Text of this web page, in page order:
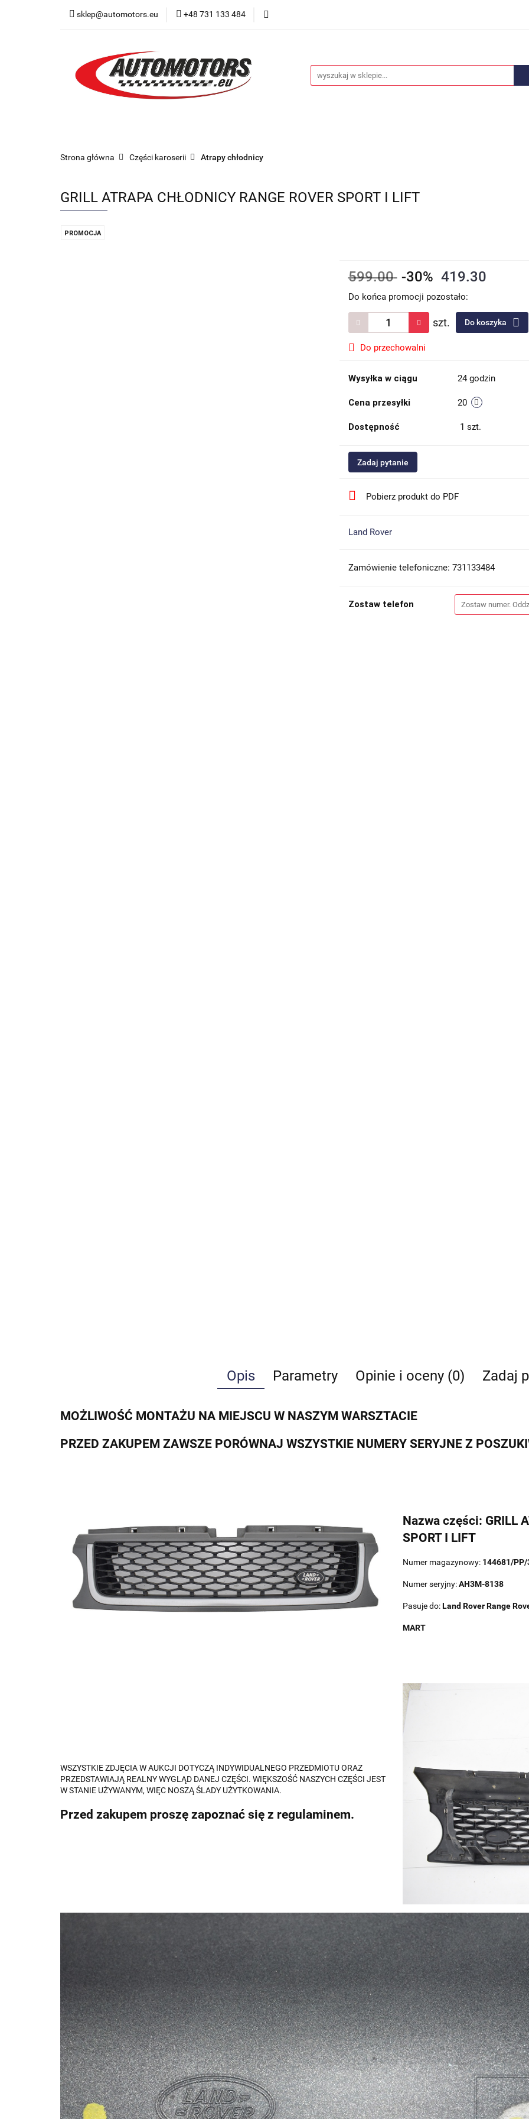
sklep@automotors.eu +48 731 133 484
Części samochodowe
Car audio Nowości
Strona główna Części karoserii Atrapy chłodnicy
GRILL ATRAPA CHŁODNICY RANGE ROVER SPORT I LIFT
PROMOCJA
599.00 -30% 419.30
Do końca promocji pozostało:
szt. Do koszyka
Do przechowalni
Wysyłka w ciągu 24 godzin
Cena przesyłki 20
Dostępność 1 szt.
Zadaj pytanie
Pobierz produkt do PDF
Land Rover
Zamówienie telefoniczne: 731133484
Zostaw telefon
Opis Parametry Opinie i oceny (0) Zadaj
MOŻLIWOŚĆ MONTAŻU NA MIEJSCU W NASZYM WARSZTACIE
PRZED ZAKUPEM ZAWSZE PORÓWNAJ WSZYSTKIE NUMERY SERYJNE Z
Nazwa części: GRILL
SPORT I LIFT
Numer magazynowy: 144681/PP/
Numer seryjny:AH3M-8138
Pasuje do:Land RoverRange
MART
WSZYSTKIE ZDJĘCIA W AUKCJI DOTYCZĄ INDYWIDUALNEGO PRZEDMIOTU ORAZ
PRZEDSTAWIAJĄ REALNY WYGLĄD DANEJ CZĘŚCI. WIĘKSZOŚĆ NASZYCH CZĘŚCI JEST
W STANIE UŻYWANYM, WIĘC NOSZĄ ŚLADY UŻYTKOWANIA.
Przed zakupem proszę zapoznać się z regulaminem.